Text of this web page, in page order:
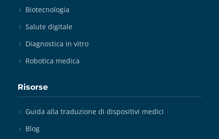
Biotecnologia
Salute digitale
Diagnostica in vitro
Robotica medica
Risorse
Guida alla traduzione di dispositivi medici
Blog